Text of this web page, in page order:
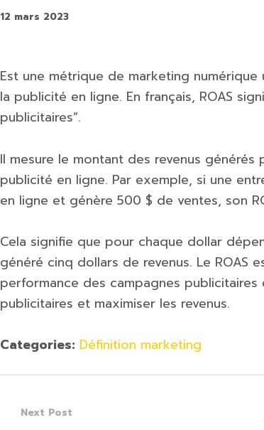
12 mars 2023
Est une métrique de marketing
la publicité en ligne. En français, ROAS
publicitaires”.
Il mesure le montant des revenus
publicité en ligne. Par exemple, si une
en ligne et génère 500 $ de ventes, son
Cela signifie que pour chaque dollar
généré cinq dollars de revenus. Le ROAS
performance des campagnes
publicitaires et maximiser les revenus.
Categories: Définition marketing
Next Post